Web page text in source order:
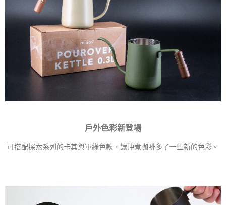
戶外色彩新登場
可搭配探索系列的卡其與軍綠色款，讓沖煮咖啡多了一些新的色彩。